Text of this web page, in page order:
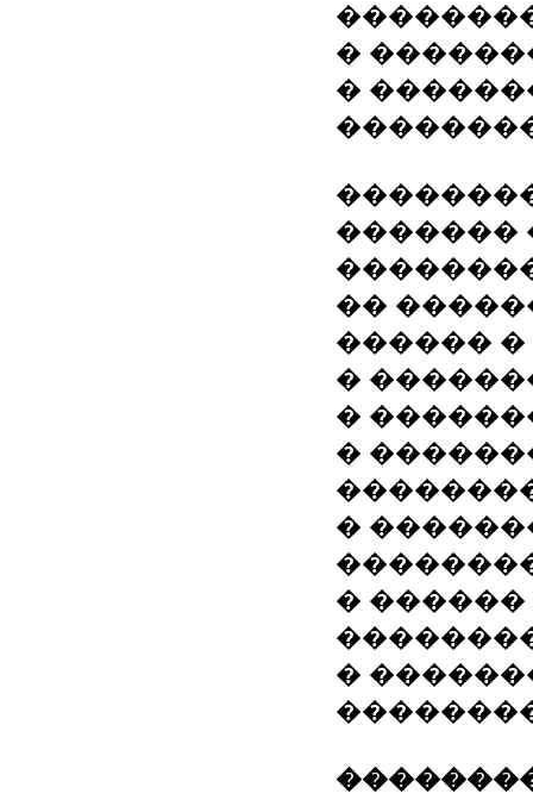
�
�
�������
��
������
�
�
�
�
�
�